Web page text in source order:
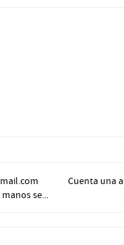
Cuenta una
se...